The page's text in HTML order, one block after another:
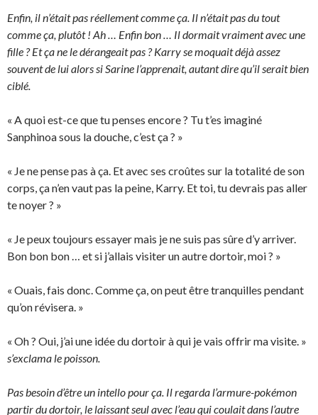
Enfin, il n’était pas réellement comme ça. Il n’était pas du tout
comme ça, plutôt ! Ah … Enfin bon … Il dormait vraiment avec une
fille ? Et ça ne le dérangeait pas ? Karry se moquait déjà assez
souvent de lui alors si Sarine l’apprenait, autant dire qu’il serait bien
ciblé.
« A quoi est-ce que tu penses encore ? Tu t’es imaginé
Sanphinoa sous la douche, c’est ça ? »
« Je ne pense pas à ça. Et avec ses croûtes sur la totalité de son
corps, ça n’en vaut pas la peine, Karry. Et toi, tu devrais pas aller
te noyer ? »
« Je peux toujours essayer mais je ne suis pas sûre d’y arriver.
Bon bon bon … et si j’allais visiter un autre dortoir, moi ? »
« Ouais, fais donc. Comme ça, on peut être tranquilles pendant
qu’on révisera. »
« Oh ? Oui, j’ai une idée du dortoir à qui je vais offrir ma visite. »
s’exclama le poisson.
Pas besoin d’être un intello pour ça. Il regarda l’armure-pokémon
partir du dortoir, le laissant seul avec l’eau qui coulait dans l’autre